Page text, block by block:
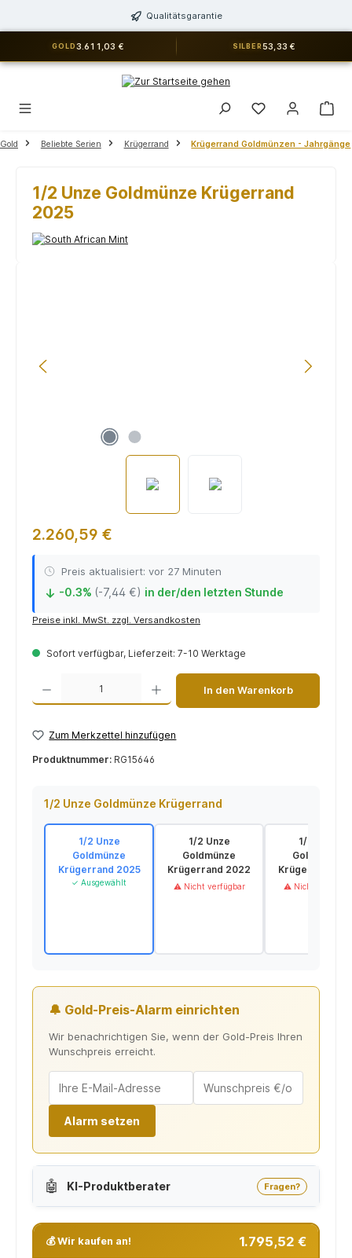
Qualitätsgarantie
GOLD 3.611,03 € SILBER 53,33 €
Du hast 0
Gold Beliebte Serien Krügerrand Krügerrand Goldmünzen - Jahrgänge
1/2 Unze Goldmünze Krügerrand
2025
2.260,59 €
Preis aktualisiert: vor 27 Minuten
↓ -0.3% (-7,44 €) in der/den letzten Stunde
Preise inkl. MwSt. zzgl. Versandkosten
Sofort verfügbar, Lieferzeit: 7-10 Werktage
Produkt Anzahl: Gib den gewünschten Wert ein oder benutze die Schaltflächen um
In den Warenkorb
Zum Merkzettel hinzufügen
Produktnummer: RG15646
1/2 Unze Goldmünze Krügerrand
1/2 Unze
Goldmünze
Krügerrand 2025
✓ Ausgewählt
1/2 Unze
Goldmünze
Krügerrand 2022
⚠ Nicht verfügbar
1/2 Unze
Goldmünze
Krügerrand
⚠ Nicht
🔔 Gold-Preis-Alarm einrichten
Wir benachrichtigen Sie, wenn der Gold-Preis Ihren
Wunschpreis erreicht.
Alarm setzen
🤖 KI-Produktberater Fragen?
💰 Wir kaufen an! 1.795,52 €